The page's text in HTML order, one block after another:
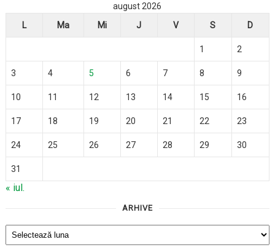
august 2026
L
Ma Mi J V S D
1 2
3 4 5 6 7 8 9
10 11 12 13 14 15 16
17 18 19 20 21 22 23
24 25 26 27 28 29 30
31
« iul.
ARHIVE
Arhive